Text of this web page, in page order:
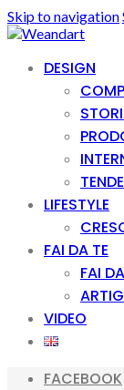
Skip to navigation
DESIGN
LIFESTYLE
FAI DA TE
FAI
VIDEO
FACEBOOK